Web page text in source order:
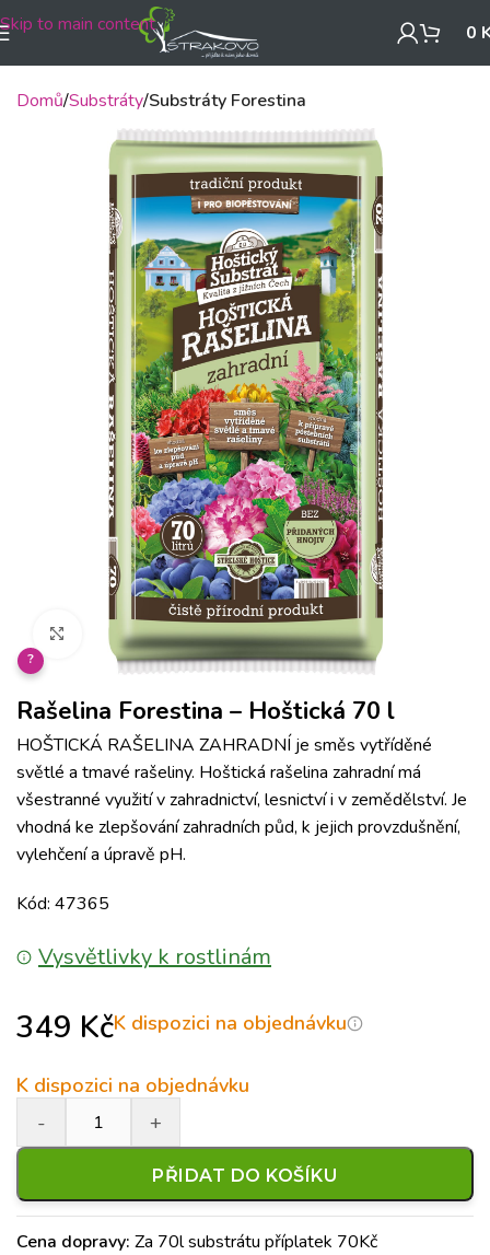
Skip to main content 0
Domů Substráty Substráty Forestina
Klikněte pro zvětšení
?
Rašelina Forestina – Hoštická 70 l
HOŠTICKÁ RAŠELINA ZAHRADNÍ je směs vytříděné
světlé a tmavé rašeliny. Hoštická rašelina zahradní má
všestranné využití v zahradnictví, lesnictví i v zemědělství. Je
vhodná ke zlepšování zahradních půd, k jejich provzdušnění,
vylehčení a úpravě pH.
Kód: 47365
Vysvětlivky k rostlinám
349 KčK dispozici na objednávku
K dispozici na objednávku
PŘIDAT DO KOŠÍKU
Cena dopravy: Za 70l substrátu příplatek 70Kč